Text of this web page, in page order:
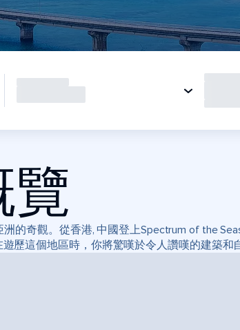
的奇觀。從香港, 中國登上Spectrum of the
歷這個地區時，你將驚嘆於令人讚嘆的建築和